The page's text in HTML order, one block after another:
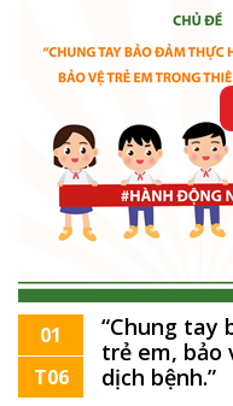
01
T06
“Chung tay
trẻ em,
dịch bệnh.”